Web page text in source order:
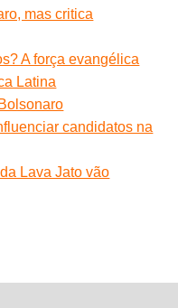
mas critica
A força evangélica
Latina
candidatos na
Lava Jato vão